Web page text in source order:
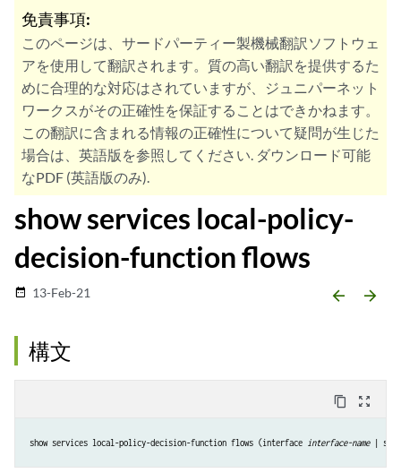
免責事項:
このページは、サードパーティー製機械翻訳ソフトウェ
アを使用して翻訳されます。質の高い翻訳を提供するた
めに合理的な対応はされていますが、ジュニパーネット
ワークスがその正確性を保証することはできかねます。
この翻訳に含まれる情報の正確性について疑問が生じた
場合は、英語版を参照してください. ダウンロード可能
なPDF (英語版のみ).
show services local-policy-
decision-function flows
date_range 13-Feb-21 arrow_backward arrow_forward
構文
content_copy zoom_out_map
show services local-policy-decision-function flows (interface interface-name |